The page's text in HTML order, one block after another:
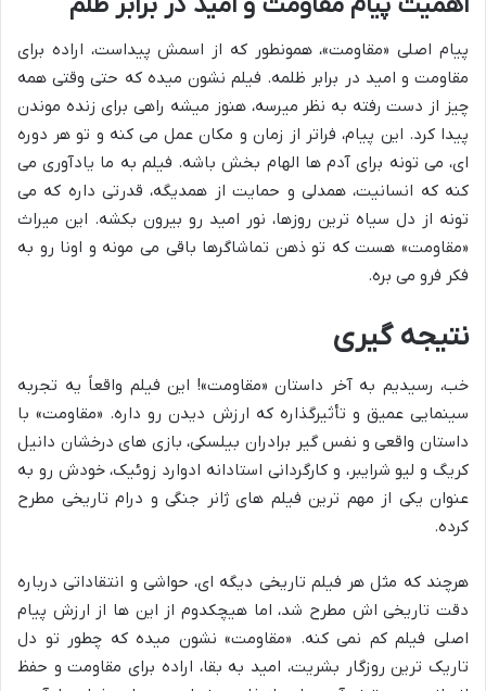
پیام اصلی «مقاومت»، همونطور که از اسمش پیداست، اراده برای
مقاومت و امید در برابر ظلمه. فیلم نشون میده که حتی وقتی همه
چیز از دست رفته به نظر میرسه، هنوز میشه راهی برای زنده موندن
پیدا کرد. این پیام، فراتر از زمان و مکان عمل می کنه و تو هر دوره
ای، می تونه برای آدم ها الهام بخش باشه. فیلم به ما یادآوری می
کنه که انسانیت، همدلی و حمایت از همدیگه، قدرتی داره که می
تونه از دل سیاه ترین روزها، نور امید رو بیرون بکشه. این میراث
«مقاومت» هست که تو ذهن تماشاگرها باقی می مونه و اونا رو به
فکر فرو می بره.
نتیجه گیری
خب، رسیدیم به آخر داستان «مقاومت»! این فیلم واقعاً یه تجربه
سینمایی عمیق و تأثیرگذاره که ارزش دیدن رو داره. «مقاومت» با
داستان واقعی و نفس گیر برادران بیلسکی، بازی های درخشان دانیل
کریگ و لیو شرایبر، و کارگردانی استادانه ادوارد زوئیک، خودش رو به
عنوان یکی از مهم ترین فیلم های ژانر جنگی و درام تاریخی مطرح
کرده.
هرچند که مثل هر فیلم تاریخی دیگه ای، حواشی و انتقاداتی درباره
دقت تاریخی اش مطرح شد، اما هیچکدوم از این ها از ارزش پیام
اصلی فیلم کم نمی کنه. «مقاومت» نشون میده که چطور تو دل
تاریک ترین روزگار بشریت، امید به بقا، اراده برای مقاومت و حفظ